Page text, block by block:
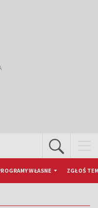
WŁASNE ZGŁOŚ